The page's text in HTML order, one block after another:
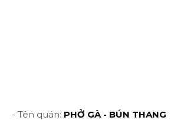
- Tên quán: PHỞ GÀ - BÚN THANG